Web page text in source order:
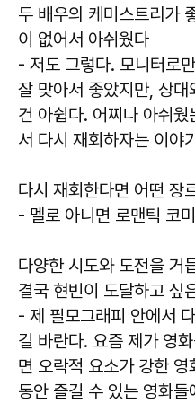
두 배우의 케미스트리가
이 없어서 아쉬웠다
- 저도 그렇다. 모니터로
잘 맞아서 좋았지만, 상
건 아쉽다. 어찌나 아쉬웠
서 다시 재회하자는 이야
다시 재회한다면 어떤 장
- 멜로 아니면 로맨틱 코
다양한 시도와 도전을 거
결국 현빈이 도달하고 싶
- 제 필모그래피 안에서
길 바란다. 요즘 제가 영
면 오락적 요소가 강한
동안 즐길 수 있는 영화